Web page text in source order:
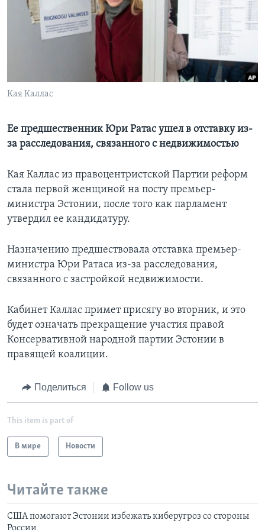
Learning English
Кая Каллас
Ее предшественник Юри Ратас ушел в отставку из-
за расследования, связанного с недвижимостью
Кая Каллас из правоцентристской Партии реформ
стала первой женщиной на посту премьер-
министра Эстонии, после того как парламент
утвердил ее кандидатуру.
Назначению предшествовала отставка премьер-
министра Юри Ратаса из-за расследования,
связанного с застройкой недвижимости.
Кабинет Каллас примет присягу во вторник, и это
будет означать прекращение участия правой
Консервативной народной партии Эстонии в
правящей коалиции.
Поделиться Follow us
This item is part of
В мире Новости
Читайте также
США помогают Эстонии избежать киберугроз со стороны